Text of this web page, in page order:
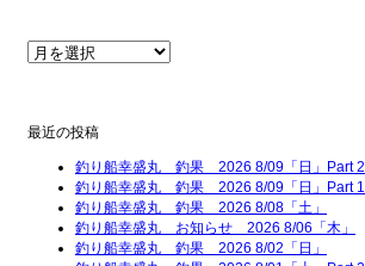
最近の投稿
釣り船幸盛丸 釣果 2026 8/09「日」Part 2
釣り船幸盛丸 釣果 2026 8/09「日」Part 1
釣り船幸盛丸 釣果 2026 8/08「土」
釣り船幸盛丸 お知らせ 2026 8/06「木」
釣り船幸盛丸 釣果 2026 8/02「日」